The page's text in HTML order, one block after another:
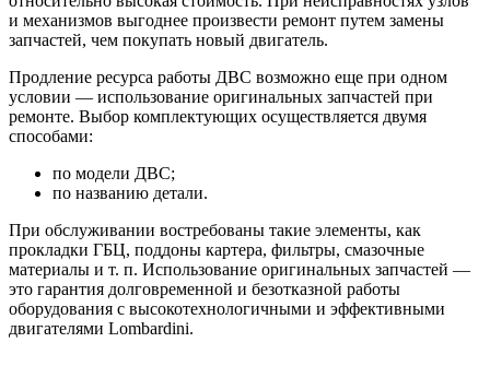
и механизмов выгоднее произвести ремонт путем замены
запчастей, чем покупать новый двигатель.
Продление ресурса работы ДВС возможно еще при одном
условии — использование оригинальных запчастей при
ремонте. Выбор комплектующих осуществляется двумя
способами:
по модели ДВС;
по названию детали.
При обслуживании востребованы такие элементы, как
прокладки ГБЦ, поддоны картера, фильтры, смазочные
материалы и т. п. Использование оригинальных запчастей —
это гарантия долговременной и безотказной работы
оборудования с высокотехнологичными и эффективными
двигателями Lombardini.